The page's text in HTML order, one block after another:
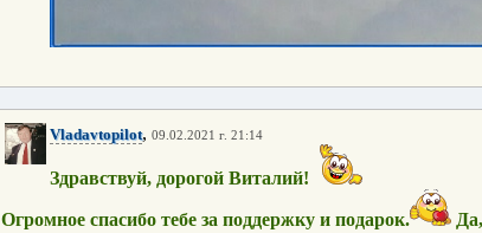
Vladavtopilot, 09.02.2021 г. 21:14
Здравствуй, дорогой Виталий!
Огромное спасибо тебе за поддержку и подарок.
Да,